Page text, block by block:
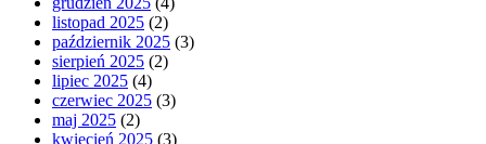
listopad 2025 (2)
październik 2025 (3)
sierpień 2025 (2)
lipiec 2025 (4)
czerwiec 2025 (3)
maj 2025 (2)
kwiecień 2025 (3)